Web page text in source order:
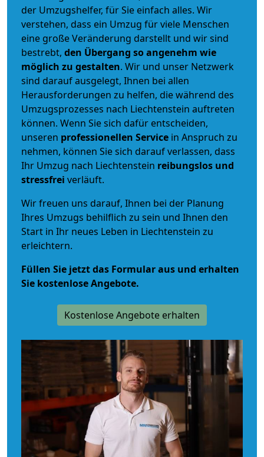
der Umzugshelfer, für Sie einfach alles. Wir
verstehen, dass ein Umzug für viele Menschen
eine große Veränderung darstellt und wir sind
bestrebt, den Übergang so angenehm wie
möglich zu gestalten. Wir und unser Netzwerk
sind darauf ausgelegt, Ihnen bei allen
Herausforderungen zu helfen, die während des
Umzugsprozesses nach Liechtenstein auftreten
können. Wenn Sie sich dafür entscheiden,
unseren professionellen Service in Anspruch zu
nehmen, können Sie sich darauf verlassen, dass
Ihr Umzug nach Liechtenstein reibungslos und
stressfrei verläuft.
Wir freuen uns darauf, Ihnen bei der Planung
Ihres Umzugs behilflich zu sein und Ihnen den
Start in Ihr neues Leben in Liechtenstein zu
erleichtern.
Füllen Sie jetzt das Formular aus und erhalten
Sie kostenlose Angebote.
Kostenlose Angebote erhalten